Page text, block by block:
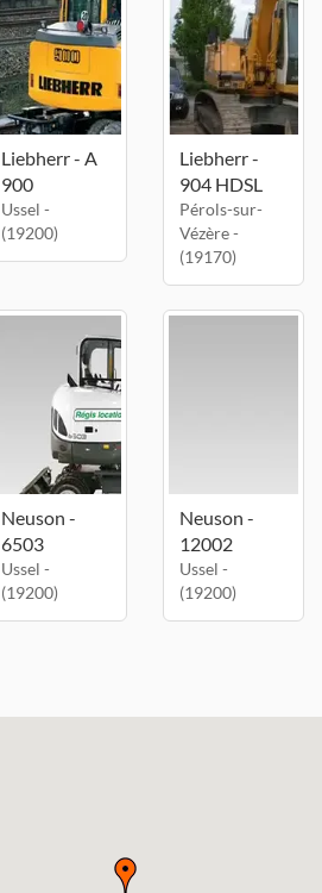
Liebherr - A
900
Ussel -
(19200)
Liebherr -
904 HDSL
Pérols-sur-
Vézère -
(19170)
Neuson -
6503
Ussel -
(19200)
Neuson -
12002
Ussel -
(19200)